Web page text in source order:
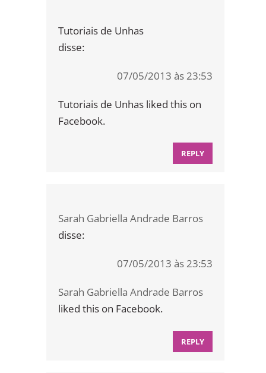
Tutoriais de Unhas
disse:
07/05/2013 às 23:53
Tutoriais de Unhas liked this on
Facebook.
REPLY
Sarah Gabriella Andrade Barros
disse:
07/05/2013 às 23:53
Sarah Gabriella Andrade Barros
liked this on Facebook.
REPLY